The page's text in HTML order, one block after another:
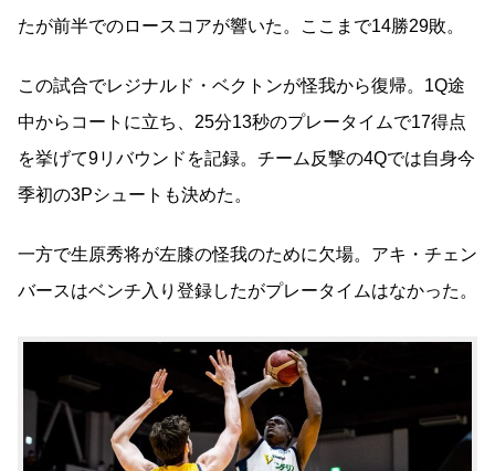
たが前半でのロースコアが響いた。
ここまで14勝29敗。
この試合でレジナルド・ベクトンが怪我から復帰。1Q途
中からコートに立ち、25分13秒のプレータイムで17得点
を挙げて9リバウンドを記録。チーム反撃の4Qでは自身今
季初の3Pシュートも決めた。
一方で生原秀将が左膝の怪我のために欠場。アキ・チェン
バースはベンチ入り登録したがプレータイムはなかった。